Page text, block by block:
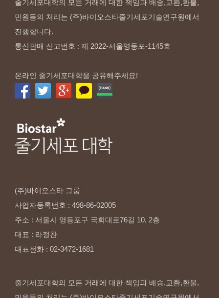
줄기세포대학의 모든 거래에 대한 책임과 배송,교환,환불,
민원등의 처리는 (주)바이오스타줄기세포기술연구원에서
진행합니다.
통신판매 신고번호 : 제 2022-서울영등포-1145호
온라인 줄기세포대학을 공유해주세요!
(주)바이오스타 그룹
사업자등록번호 : 498-86-02005
주소 : 서울시 영등포구 국회대로76길 10, 2층
대표 : 라정찬
대표전화 : 02-3472-1681
줄기세포대학의 모든 거래에 대한 책임과 배송,교환,환불,